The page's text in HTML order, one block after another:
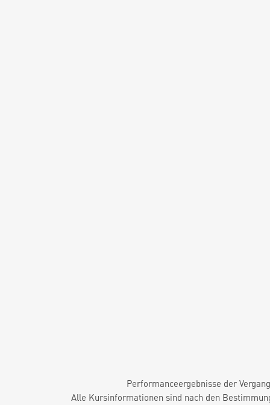
Performanceergebnisse der
Alle Kursinformationen sind nach den